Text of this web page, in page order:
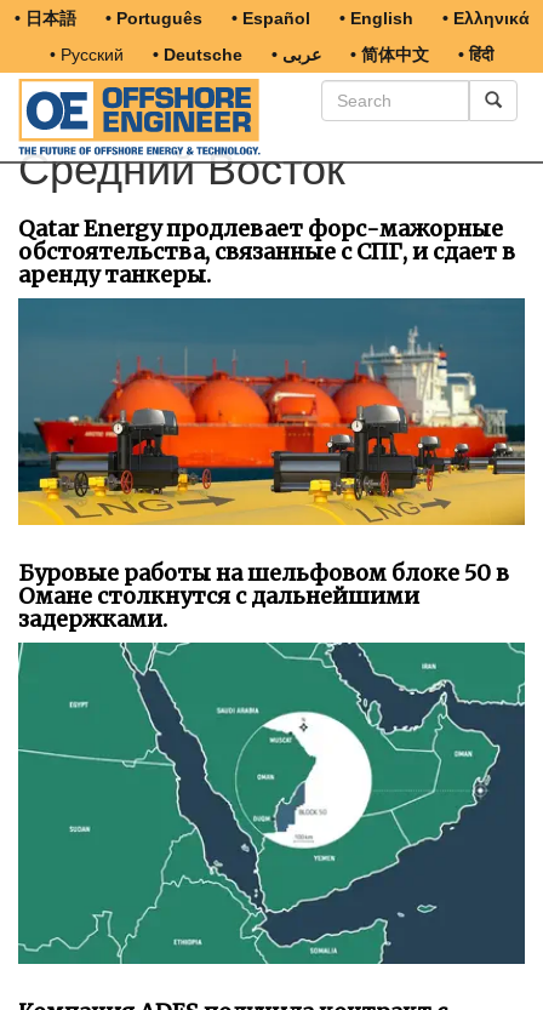
• 日本語 • Português • Español • English
• Ελληνικά
• Русский
• Deutsche • عربى • 简体中文 • हिंदी
Средний Восток
Qatar Energy продлевает форс-мажорные
обстоятельства, связанные с СПГ, и сдает в
аренду танкеры.
Буровые работы на шельфовом блоке 50 в
Омане столкнутся с дальнейшими
задержками.